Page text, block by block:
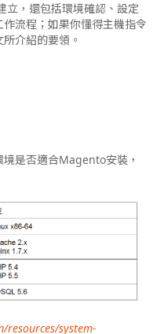
，還包括環境確認、設定
流程；如果你懂得主機指令
介紹的要領。
是否適合Magento安裝，
system-